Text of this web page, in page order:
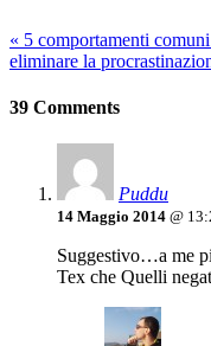
« 5 comportamenti
eliminare la
39 Comments
Puddu
14 Maggio 2014 @
Suggestivo…a me
Tex che Quelli